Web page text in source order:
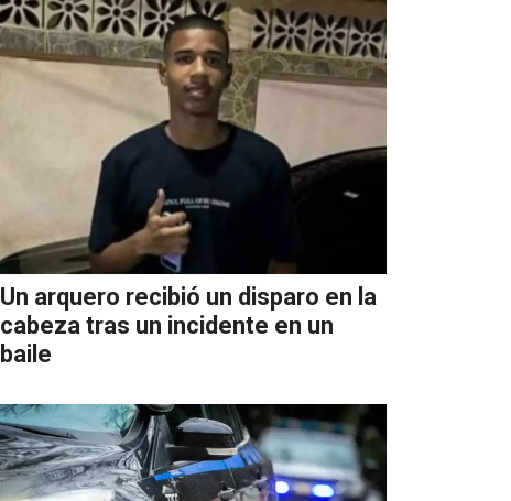
Un arquero recibió un disparo en la
cabeza tras un incidente en un
baile